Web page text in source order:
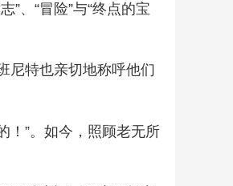
、“冒险”与“终点的宝
尼特也亲切地称呼他们
！”。如今，照顾老无所